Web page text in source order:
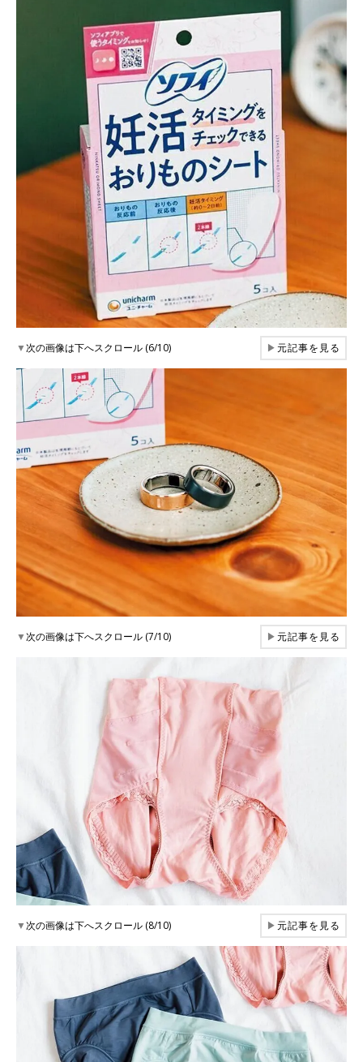
▼次の画像は下へスクロール (6/10) ▶元記事を見る
▼次の画像は下へスクロール (7/10) ▶元記事を見る
▼次の画像は下へスクロール (8/10) ▶元記事を見る